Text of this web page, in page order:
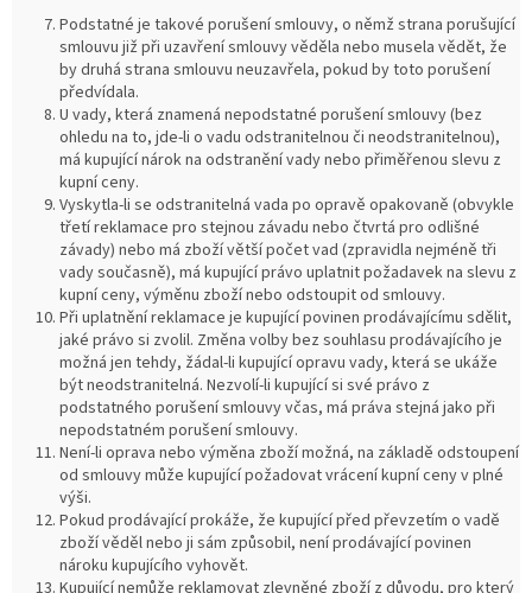
Podstatné je takové porušení smlouvy, o němž strana porušující
smlouvu již při uzavření smlouvy věděla nebo musela vědět, že
by druhá strana smlouvu neuzavřela, pokud by toto porušení
předvídala.
U vady, která znamená nepodstatné porušení smlouvy (bez
ohledu na to, jde-li o vadu odstranitelnou či neodstranitelnou),
má kupující nárok na odstranění vady nebo přiměřenou slevu z
kupní ceny.
Vyskytla-li se odstranitelná vada po opravě opakovaně (obvykle
třetí reklamace pro stejnou závadu nebo čtvrtá pro odlišné
závady) nebo má zboží větší počet vad (zpravidla nejméně tři
vady současně), má kupující právo uplatnit požadavek na slevu z
kupní ceny, výměnu zboží nebo odstoupit od smlouvy.
Při uplatnění reklamace je kupující povinen prodávajícímu sdělit,
jaké právo si zvolil. Změna volby bez souhlasu prodávajícího je
možná jen tehdy, žádal-li kupující opravu vady, která se ukáže
být neodstranitelná. Nezvolí-li kupující si své právo z
podstatného porušení smlouvy včas, má práva stejná jako při
nepodstatném porušení smlouvy.
Není-li oprava nebo výměna zboží možná, na základě odstoupení
od smlouvy může kupující požadovat vrácení kupní ceny v plné
výši.
Pokud prodávající prokáže, že kupující před převzetím o vadě
zboží věděl nebo ji sám způsobil, není prodávající povinen
nároku kupujícího vyhovět.